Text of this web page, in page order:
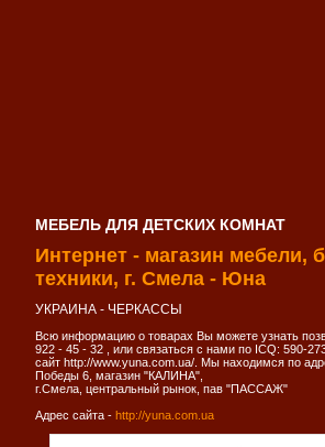
МЕБЕЛЬ ДЛЯ ДЕТСКИХ КОМНАТ
Интернет - магазин мебели,
техники, г. Смела - Юна
УКРАИНА - ЧЕРКАССЫ
Всю информацию о товарах Вы можете узнать
922 - 45 - 32 , или связаться с нами по ICQ: 590-
сайт http://www.yuna.com.ua/. Мы находимся по
Победы 6, магазин "КАЛИНА",
г.Смела, центральный рынок, пав "ПАССАЖ"
Адрес сайта - http://yuna.com.ua